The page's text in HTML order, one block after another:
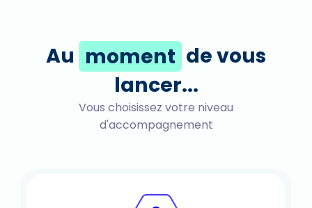
Au moment de vous
lancer...
Vous choisissez votre niveau
d'accompagnement